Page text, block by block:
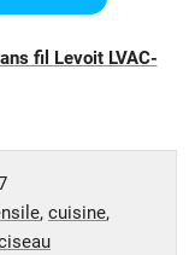
fil Levoit LVAC-
, cuisine,